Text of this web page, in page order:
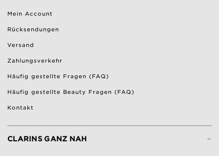
Mein Account
Rücksendungen
Versand
Zahlungsverkehr
Häufig gestellte Fragen (FAQ)
Häufig gestellte Beauty Fragen (FAQ)
Kontakt
-
CLARINS GANZ NAH